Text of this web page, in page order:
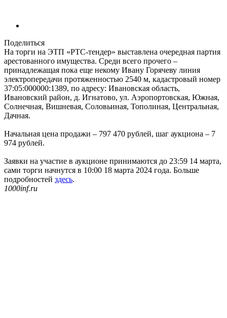
Поделиться
На торги на ЭТП «РТС-тендер» выставлена очередная партия
арестованного имущества. Среди всего прочего –
принадлежащая пока еще некому Ивану Горячеву линия
электропередачи протяженностью 2540 м, кадастровый номер
37:05:000000:1389, по адресу: Ивановская область,
Ивановский район, д. Игнатово, ул. Аэропортовская, Южная,
Солнечная, Вишневая, Соловьиная, Тополиная, Центральная,
Дачная.
Начальная цена продажи – 797 470 рублей, шаг аукциона – 7
974 рублей.
Заявки на участие в аукционе принимаются до 23:59 14 марта,
сами торги начнутся в 10:00 18 марта 2024 года. Больше
подробностей здесь.
1000inf.ru